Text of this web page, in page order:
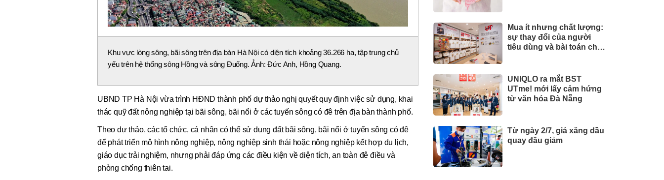
Khu vực lòng sông, bãi sông trên địa bàn Hà Nội có diện tích khoảng 36.266 ha, tập trung chủ
yếu trên hệ thống sông Hồng và sông Đuống. Ảnh: Đức Anh, Hồng Quang.
UBND TP Hà Nội vừa trình HĐND thành phố dự thảo nghị quyết quy định việc sử dụng, khai
thác quỹ đất nông nghiệp tại bãi sông, bãi nổi ở các tuyến sông có đê trên địa bàn thành phố.
Theo dự thảo, các tổ chức, cá nhân có thể sử dụng đất bãi sông, bãi nổi ở tuyến sông có đê
để phát triển mô hình nông nghiệp, nông nghiệp sinh thái hoặc nông nghiệp kết hợp du lịch,
giáo dục trải nghiệm, nhưng phải đáp ứng các điều kiện về diện tích, an toàn đê điều và
phòng chống thiên tai.
Mua ít nhưng chất lượng:
sự thay đổi của người
tiêu dùng và bài toán cho
UNIQLO ra mắt BST
UTme! mới lấy cảm hứng
từ văn hóa Đà Nẵng
Từ ngày 2/7, giá xăng dầu
quay đầu giảm